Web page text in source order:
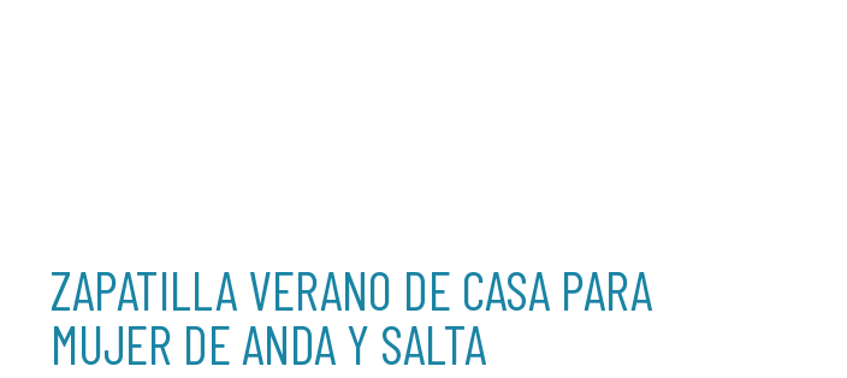
ZAPATILLA VERANO DE CASA PARA
MUJER DE ANDA Y SALTA